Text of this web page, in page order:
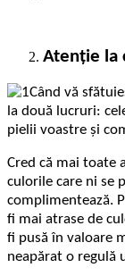
Atenție la
Când vă
la două lucruri:
pielii voastre și
Cred că mai toate
culorile care ni se
complimentează.
fi mai atrase de
fi pusă în valoare
neapărat o regulă